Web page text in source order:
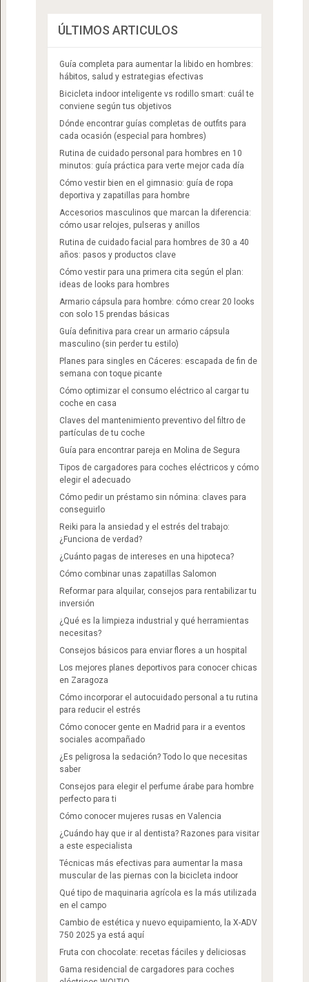
ÚLTIMOS ARTICULOS
Guía completa para aumentar la libido en hombres:
hábitos, salud y estrategias efectivas
Bicicleta indoor inteligente vs rodillo smart: cuál te
conviene según tus objetivos
Dónde encontrar guías completas de outfits para
cada ocasión (especial para hombres)
Rutina de cuidado personal para hombres en 10
minutos: guía práctica para verte mejor cada día
Cómo vestir bien en el gimnasio: guía de ropa
deportiva y zapatillas para hombre
Accesorios masculinos que marcan la diferencia:
cómo usar relojes, pulseras y anillos
Rutina de cuidado facial para hombres de 30 a 40
años: pasos y productos clave
Cómo vestir para una primera cita según el plan:
ideas de looks para hombres
Armario cápsula para hombre: cómo crear 20 looks
con solo 15 prendas básicas
Guía definitiva para crear un armario cápsula
masculino (sin perder tu estilo)
Planes para singles en Cáceres: escapada de fin de
semana con toque picante
Cómo optimizar el consumo eléctrico al cargar tu
coche en casa
Claves del mantenimiento preventivo del filtro de
partículas de tu coche
Guía para encontrar pareja en Molina de Segura
Tipos de cargadores para coches eléctricos y cómo
elegir el adecuado
Cómo pedir un préstamo sin nómina: claves para
conseguirlo
Reiki para la ansiedad y el estrés del trabajo:
¿Funciona de verdad?
¿Cuánto pagas de intereses en una hipoteca?
Cómo combinar unas zapatillas Salomon​
Reformar para alquilar, consejos para rentabilizar tu
inversión
¿Qué es la limpieza industrial y qué herramientas
necesitas?
Consejos básicos para enviar flores a un hospital
Los mejores planes deportivos para conocer chicas
en Zaragoza
Cómo incorporar el autocuidado personal a tu rutina
para reducir el estrés
Cómo conocer gente en Madrid para ir a eventos
sociales acompañado
¿Es peligrosa la sedación? Todo lo que necesitas
saber
Consejos para elegir el perfume árabe para hombre
perfecto para ti
Cómo conocer mujeres rusas en Valencia
¿Cuándo hay que ir al dentista? Razones para visitar
a este especialista
Técnicas más efectivas para aumentar la masa
muscular de las piernas con la bicicleta indoor
Qué tipo de maquinaria agrícola es la más utilizada
en el campo
Cambio de estética y nuevo equipamiento, la X-ADV
750 2025 ya está aquí
Fruta con chocolate: recetas fáciles y deliciosas
Gama residencial de cargadores para coches